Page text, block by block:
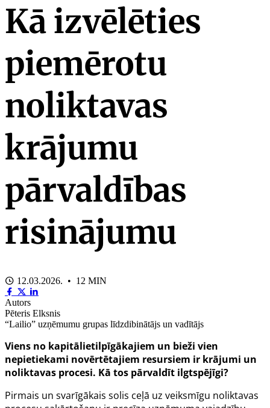
Kā izvēlēties
piemērotu
noliktavas
krājumu
pārvaldības
risinājumu
12.03.2026. • 12 MIN
Autors
Pēteris Elksnis
“Lailio” uzņēmumu grupas līdzdibinātājs un vadītājs
Viens no kapitālietilpīgākajiem un bieži vien
nepietiekami novērtētajiem resursiem ir krājumi un
noliktavas procesi. Kā tos pārvaldīt ilgtspējīgi?
Pirmais un svarīgākais solis ceļā uz veiksmīgu noliktavas